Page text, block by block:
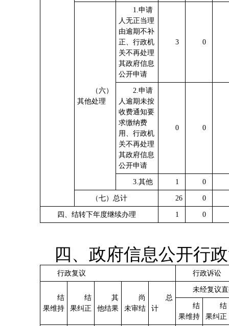
（六）
其他处理
1.申请
人无正当理
由逾期不补
正、行政机
关不再处理
其政府信息
公开申请
3 0
2.申请
人逾期未按
收费通知要
求缴纳费
用、行政机
关不再处理
其政府信息
公开申请
0 0
3.其他 1 0
（七）总计 26 0
四、结转下年度继续办理 1 0
四、政府信息公开行
行政复议 行政诉讼
结
果维持
结
果纠正
其
他结果
尚
未审结
总
计
未经复议
结
果维持
结
果纠正